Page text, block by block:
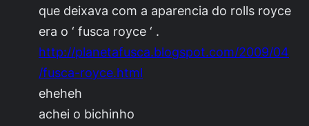
que deixava com a aparencia do rolls royce
era o ‘ fusca royce ‘ .
http://planetafusca.blogspot.com/2009/04
/fusca-royce.html
eheheh
achei o bichinho